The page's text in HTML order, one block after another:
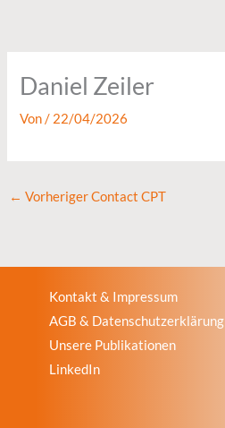
Daniel Zeiler
Von/ 22/04/2026
← Vorheriger Contact CPT
Kontakt & Impressum
AGB & Datenschutzerklärung
Unsere Publikationen
LinkedIn